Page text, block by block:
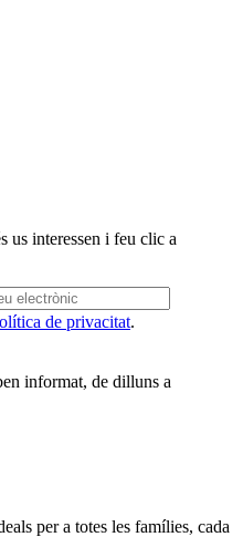
us interessen i feu clic a
de privacitat.
informat, de dilluns a
per a totes les famílies, cada